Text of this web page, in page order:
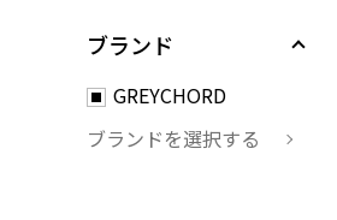
ブランド
GREYCHORD
ブランドを選択する